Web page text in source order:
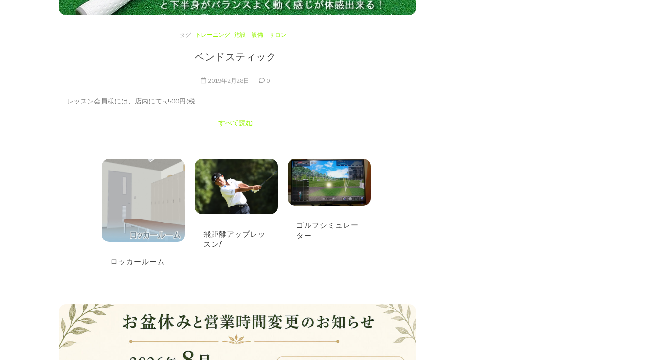
タグ: トレーニング 施設 設備 サロン
ベンドスティック
2019年2月28日 0
レッスン会員様には、店内にて5,500円(税...
すべて読む
ロッカールーム
飛距離アップレッ
スン!
ゴルフシミュレー
ター